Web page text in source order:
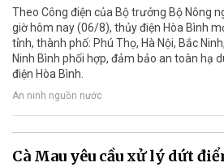
Theo Công điện của Bộ trưởng Bộ Nông
giờ hôm nay (06/8), thủy điện Hòa Bình
tỉnh, thành phố: Phú Thọ, Hà Nội, Bắc
Ninh Bình phối hợp, đảm bảo an toàn hạ
điện Hòa Bình.
An ninh nguồn nước
Cà Mau yêu cầu xử lý dứt